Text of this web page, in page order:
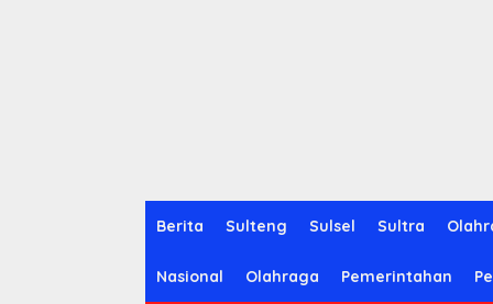
Berita Sulteng Sulsel Sultra
Nasional Olahraga Pemerintahan